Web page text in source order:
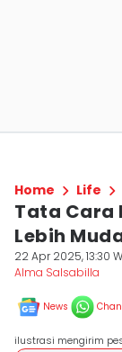
Home Life
Tata Cara
Lebih
22 Apr 2025, 13:30
Alma Salsabilla
News
ilustrasi mengirim